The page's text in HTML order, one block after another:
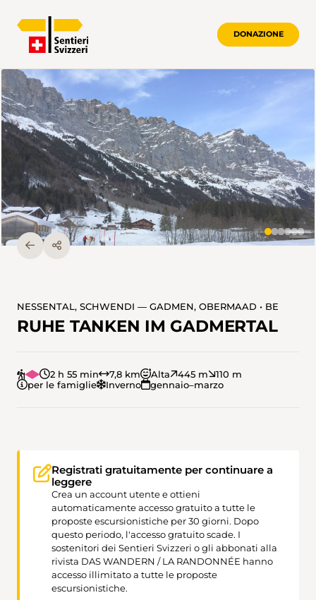
DONAZIONE
NESSENTAL, SCHWENDI — GADMEN, OBERMAAD • BE
RUHE TANKEN IM GADMERTAL
2 h 55 min 7,8 km Alta 445 m
110 m
per le famiglie
Inverno gennaio–marzo
Registrati gratuitamente per continuare a
leggere
Crea un account utente e ottieni
automaticamente accesso gratuito a tutte le
proposte escursionistiche per 30 giorni. Dopo
questo periodo, l'accesso gratuito scade. I
sostenitori dei Sentieri Svizzeri o gli abbonati alla
rivista DAS WANDERN / LA RANDONNÉE hanno
accesso illimitato a tutte le proposte
escursionistiche.